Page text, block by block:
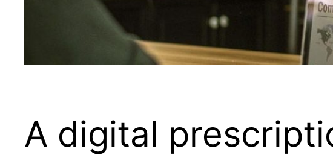
A digital